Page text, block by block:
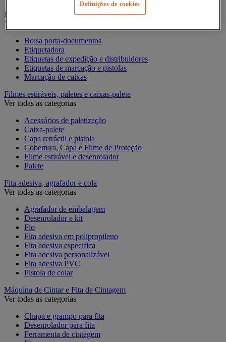
Etiquetas e sistemas de marcação
Ver todas as categorias
Bolsa porta-documentos
Etiquetadora
Etiquetas de expedição e distribuidores
Etiquetas de marcação e pistolas
Marcação de caixas
Filmes estiráveis, paletes e caixas-palete
Ver todas as categorias
Acessórios de paletização
Caixa-palete
Capa retráctil e pistola
Cobertura, Capa e Filme de Proteção
Filme estirável e desenrolador
Palete
Fita adesiva, agrafador e cola
Ver todas as categorias
Agrafador de embalagem
Desenrolador e kit
Fio
Fita adesiva em polipropileno
Fita adesiva especifica
Fita adesiva personalizável
Fita adesiva PVC
Pistola de colar
Máquina de Cintar e Fita de Cintagem
Ver todas as categorias
Chapa e grampo para fita
Desenrolador para fita
Ferramenta de cintagem
Definições de cookies